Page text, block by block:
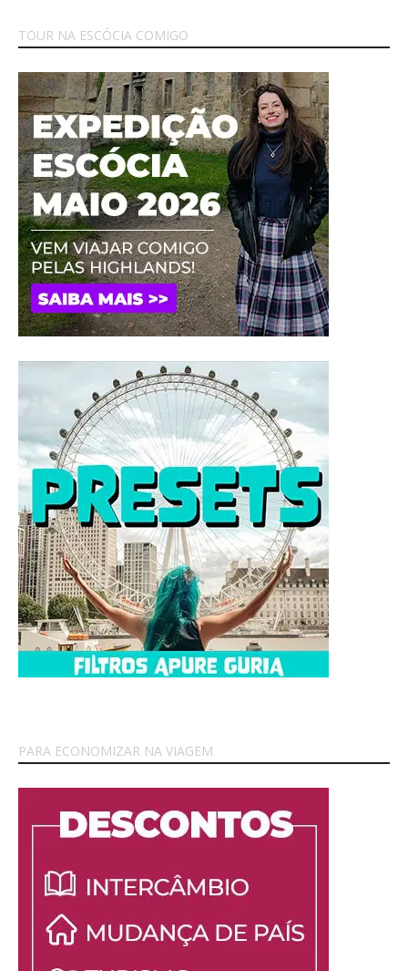
TOUR NA ESCÓCIA COMIGO
PARA ECONOMIZAR NA VIAGEM